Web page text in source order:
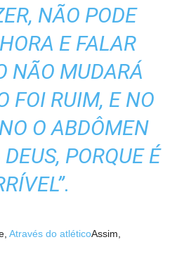
NÃO PODE
E FALAR
NÃO MUDARÁ
FOI RUIM, E NO
O ABDÔMEN
PORQUE É
Através do atléticoAssim,